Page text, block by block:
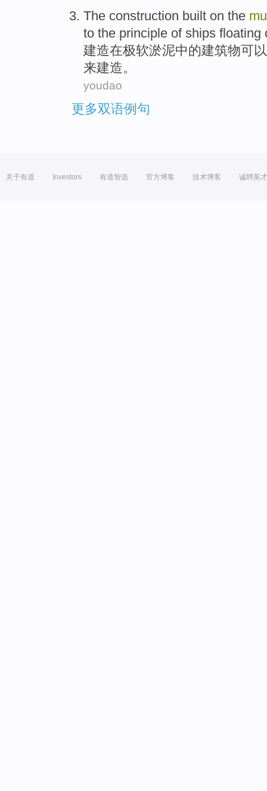
The construction built on the
to the principle of ships floating
建造在极软淤泥中的建筑物可以
来建造。
youdao
更多双语例句
关于有道 Investors 有道智选 官方博客 技术博客 诚聘英才